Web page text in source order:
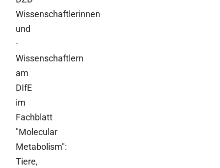
Wissenschaftlerinnen
und
-
Wissenschaftlern
am
DIfE
im
Fachblatt
"Molecular
Metabolism":
Tiere,